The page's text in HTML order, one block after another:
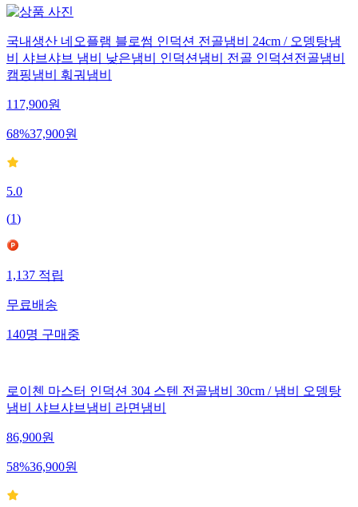
국내생산 네오플램 블로썸 인덕션 전골냄비 24cm / 오뎅탕냄
비 샤브샤브 냄비 낮은냄비 인덕션냄비 전골 인덕션전골냄비
캠핑냄비 훠궈냄비
117,900원
68%37,900원
5.0
(1)
1,137적립
무료배송
140명구매중
로이첸 마스터 인덕션 304 스텐 전골냄비 30cm / 냄비 오뎅탕
냄비 샤브샤브냄비 라면냄비
86,900원
58%36,900원